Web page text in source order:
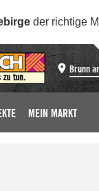
der richtige
Brunn
MEIN MARKT